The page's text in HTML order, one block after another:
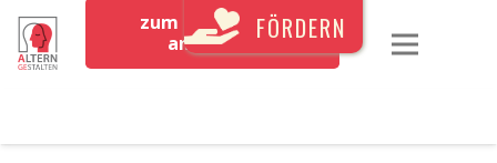
zum Newsletter
anmeldenFÖRDERN